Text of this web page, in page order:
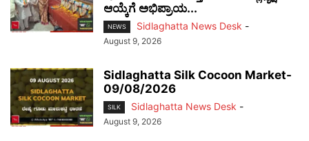
ಆಯ್ಕೆಗೆ ಅಭಿಪ್ರಾಯ...
NEWS Sidlaghatta News Desk -
August 9, 2026
Sidlaghatta Silk Cocoon Market-
09/08/2026
SILK Sidlaghatta News Desk -
August 9, 2026